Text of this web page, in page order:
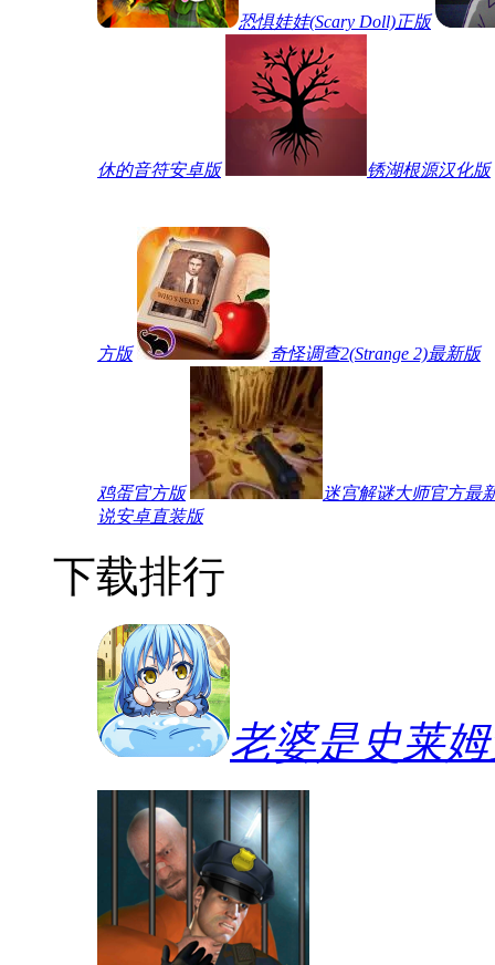
恐惧娃娃(Scary Doll)正版
休的音符安卓版 锈湖根源汉化版
方版 奇怪调查2(Strange 2)最新版
鸡蛋官方版
迷宫解谜大师官方最
说安卓直装版
下载排行
老婆是史莱